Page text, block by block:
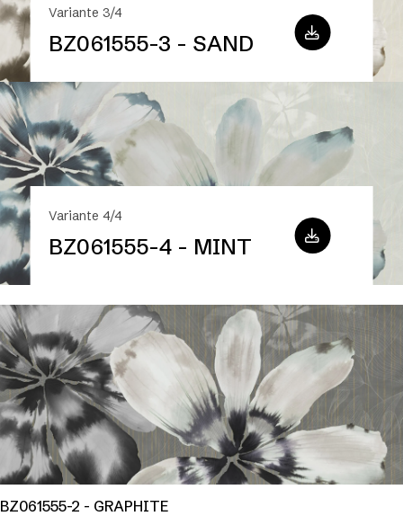
Variante 3/4
BZ061555-3 - SAND
Variante 4/4
BZ061555-4 - MINT
BZ061555-1 - VIOLET
BZ061555-2 - GRAPHITE